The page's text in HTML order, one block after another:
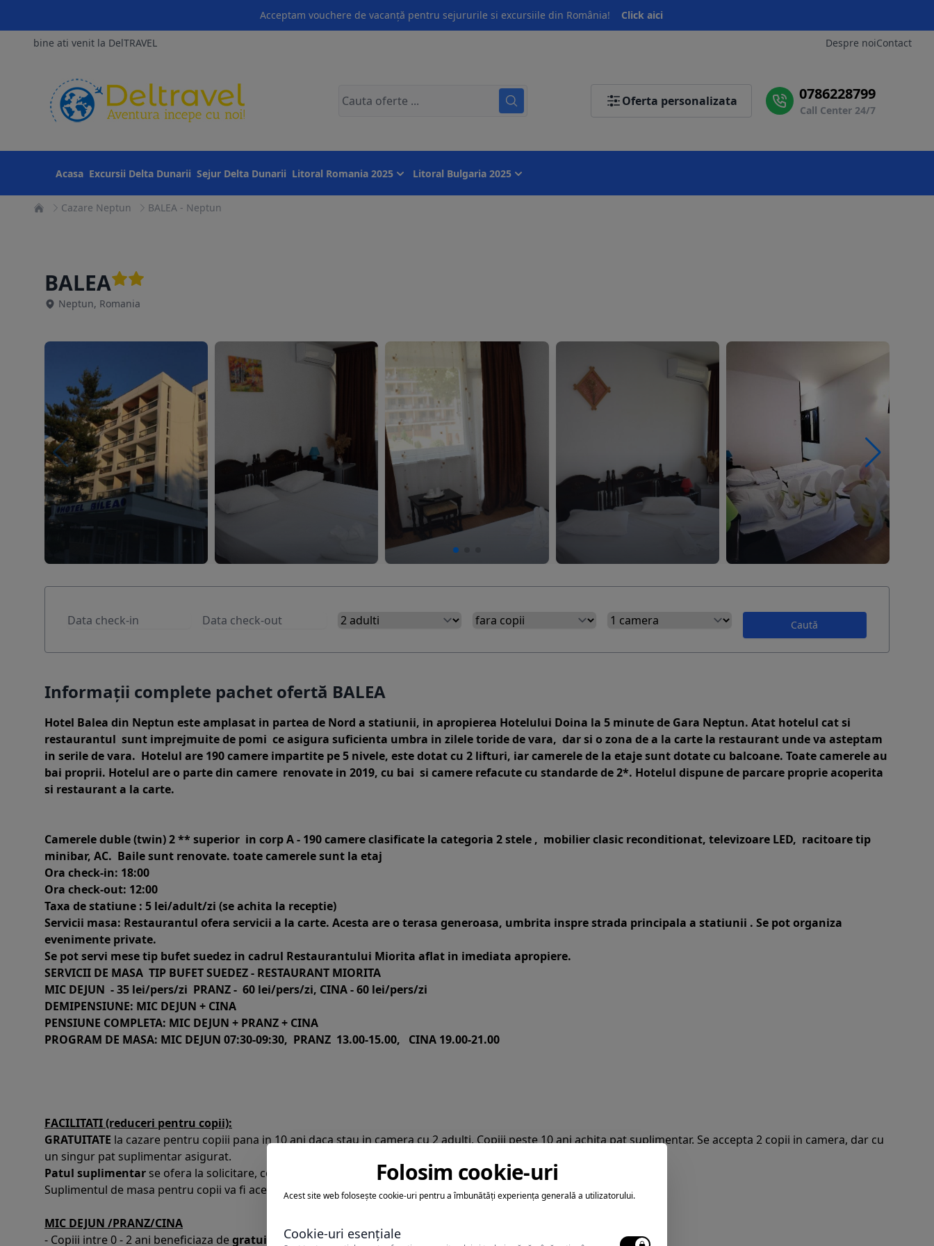
Acceptam vouchere de vacanță pentru sejururile si excursiile din România! Click aici
bine ati venit la DelTRAVEL Despre noiContact
Oferta personalizata 0786228799
Call Center 24/7
Acasa Excursii Delta Dunarii Sejur Delta Dunarii Litoral Romania 2025 Litoral Bulgaria 2025
Cazare Neptun BALEA - Neptun
BALEA
Neptun, Romania
Caută
Informații complete pachet ofertă BALEA
Hotel Balea din Neptun este amplasat in partea de Nord a statiunii, in apropierea Hotelului Doina la 5 minute de Gara Neptun. Atat hotelul cat si
restaurantul sunt imprejmuite de pomi ce asigura suficienta umbra in zilele toride de vara, dar si o zona de a la carte la restaurant unde va asteptam
in serile de vara. Hotelul are 190 camere impartite pe 5 nivele, este dotat cu 2 lifturi, iar camerele de la etaje sunt dotate cu balcoane. Toate camerele au
bai proprii. Hotelul are o parte din camere renovate in 2019, cu bai si camere refacute cu standarde de 2*. Hotelul dispune de parcare proprie acoperita
si restaurant a la carte.
Camerele duble (twin) 2 ** superior in corp A - 190 camere clasificate la categoria 2 stele , mobilier clasic reconditionat, televizoare LED, racitoare tip
minibar, AC. Baile sunt renovate. toate camerele sunt la etaj
Ora check-in: 18:00
Ora check-out: 12:00
Taxa de statiune : 5 lei/adult/zi (se achita la receptie)
Servicii masa: Restaurantul ofera servicii a la carte. Acesta are o terasa generoasa, umbrita inspre strada principala a statiunii . Se pot organiza
evenimente private.
Se pot servi mese tip bufet suedez in cadrul Restaurantului Miorita aflat in imediata apropiere.
SERVICII DE MASA TIP BUFET SUEDEZ - RESTAURANT MIORITA
MIC DEJUN - 35 lei/pers/zi PRANZ - 60 lei/pers/zi, CINA - 60 lei/pers/zi
DEMIPENSIUNE: MIC DEJUN + CINA
PENSIUNE COMPLETA: MIC DEJUN + PRANZ + CINA
PROGRAM DE MASA: MIC DEJUN 07:30-09:30, PRANZ 13.00-15.00, CINA 19.00-21.00
FACILITATI (reduceri pentru copii):
GRATUITATE la cazare pentru copiii pana in 10 ani daca stau in camera cu 2 adulti. Copiii peste 10 ani achita pat suplimentar. Se accepta 2 copii in camera, dar cu
un singur pat suplimentar asigurat.
Patul suplimentar se ofera la solicitare, contra cost pentru copiii pana la 10 ani, peste 10 ani fiind obligatoriu.
Suplimentul de masa pentru copii va fi acelasi cu pachetul achizitionat de adultii insotitori.
MIC DEJUN /PRANZ/CINA
- Copiii intre 0 - 2 ani beneficiaza degratuitate la masa
Folosim cookie-uri
Acest site web folosește cookie-uri pentru a îmbunătăți experiența generală a utilizatorului.
Cookie-uri esențiale